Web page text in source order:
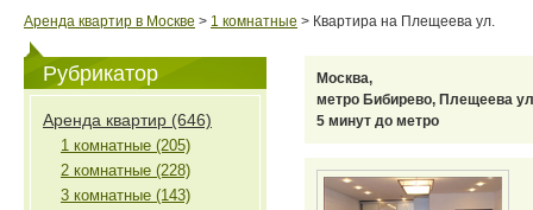
Аренда квартир в Москве > 1 комнатные > Квартира на Плещеева ул.
Рубрикатор
Аренда квартир (646)
1 комнатные (205)
2 комнатные (228)
3 комнатные (143)
Москва,
метро Бибирево, Плещеева
5 минут до метро